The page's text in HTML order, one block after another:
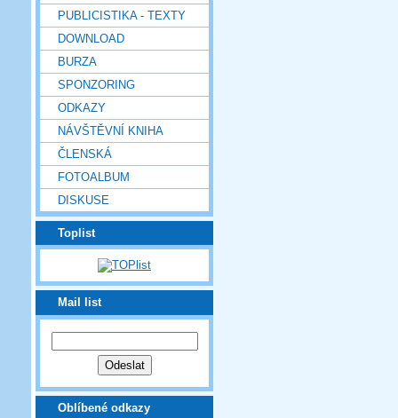
PUBLICISTIKA - TEXTY
DOWNLOAD
BURZA
SPONZORING
ODKAZY
NÁVŠTĚVNÍ KNIHA
ČLENSKÁ
FOTOALBUM
DISKUSE
Toplist
Mail list
Oblíbené odkazy